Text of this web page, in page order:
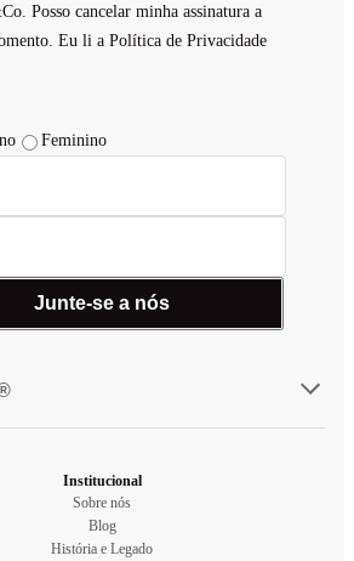
Posso cancelar minha assinatura a
Eu li a Política de Privacidade
Feminino
Junte-se a nós
Institucional
Sobre nós
Blog
História e Legado